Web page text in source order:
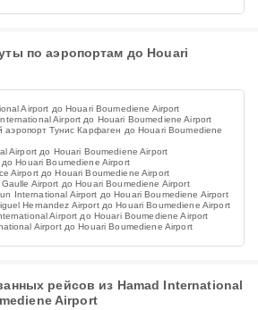
по аэропортам до Houari
Airport до Houari Boumediene Airport
Airport до Houari Boumediene Airport
Тунис Карфаген до Houari Boumediene
Airport до Houari Boumediene Airport
Houari Boumediene Airport
Airport до Houari Boumediene Airport
Airport до Houari Boumediene Airport
International Airport до Houari Boumediene Airport
Hernandez Airport до Houari Boumediene Airport
Airport до Houari Boumediene Airport
Airport до Houari Boumediene Airport
рейсов из Hamad International
Airport